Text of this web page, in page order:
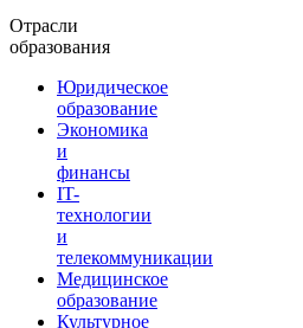
Отрасли
образования
Юридическое
образование
Экономика
и
финансы
IT-
технологии
и
телекоммуникации
Медицинское
образование
Культурное